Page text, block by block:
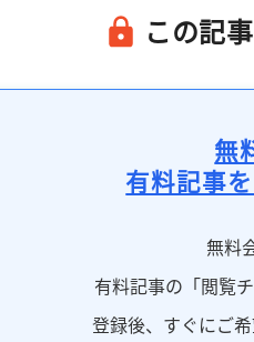
この記
無
有料記事
無料
有料記事の「閲覧
登録後、すぐにご